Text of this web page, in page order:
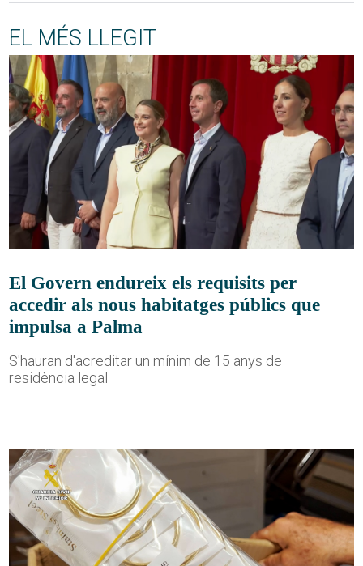
EL MÉS LLEGIT
El Govern endureix els requisits per
accedir als nous habitatges públics que
impulsa a Palma
S'hauran d'acreditar un mínim de 15 anys de
residència legal